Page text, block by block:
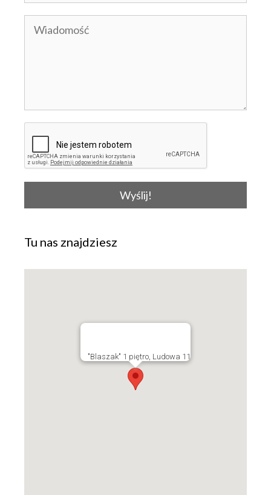
Wyślij!
Tu nas znajdziesz
"Blaszak" 1 piętro, Ludowa 11